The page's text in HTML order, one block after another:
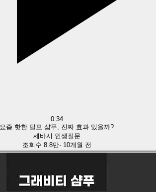
0:34
요즘 핫한 탈모 샴푸, 진짜 효과 있을까?
세바시 인생질문
조회수 8.8만· 10개월 전